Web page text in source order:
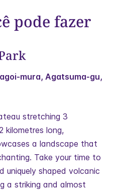
pode fazer
mura, Agatsuma-gu,
stretching 3
kilometres long,
a landscape that
Take your time to
uniquely shaped volcanic
a striking and almost